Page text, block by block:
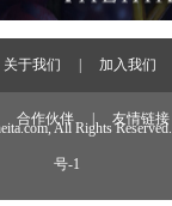
关于我们 加入我们
合作伙伴 友情链接
All Rights Reserved.
号-1